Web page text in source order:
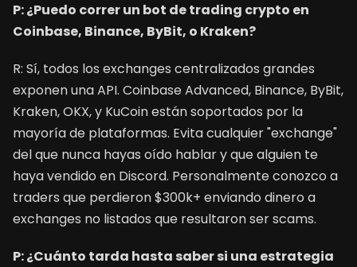
P: ¿Puedo correr un bot de trading crypto en
Coinbase, Binance, ByBit, o Kraken?
R: Sí, todos los exchanges centralizados grandes
exponen una API. Coinbase Advanced, Binance, ByBit,
Kraken, OKX, y KuCoin están soportados por la
mayoría de plataformas. Evita cualquier "exchange"
del que nunca hayas oído hablar y que alguien te
haya vendido en Discord. Personalmente conozco a
traders que perdieron $300k+ enviando dinero a
exchanges no listados que resultaron ser scams.
P: ¿Cuánto tarda hasta saber si una estrategia